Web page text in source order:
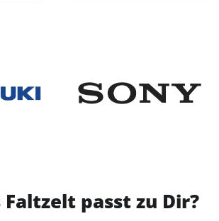
Faltzelt passt zu Dir?